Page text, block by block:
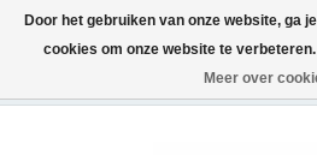
Door het gebruiken van onze website, ga
cookies om onze website te verbeteren.
Meer over